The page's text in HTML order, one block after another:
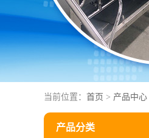
当前位置： 首页 > 产品中心
产品分类